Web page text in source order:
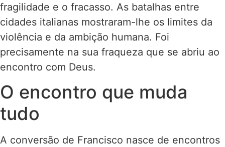
fragilidade e o fracasso. As batalhas entre
cidades italianas mostraram-lhe os limites da
violência e da ambição humana. Foi
precisamente na sua fraqueza que se abriu ao
encontro com Deus.
O encontro que muda
tudo
A conversão de Francisco nasce de encontros